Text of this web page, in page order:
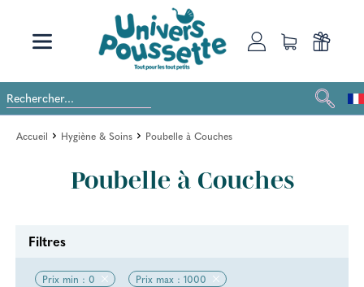
Accueil Hygiène & Soins Poubelle à Couches
Poubelle à Couches
Filtres
Prix min : 0 Prix max : 1000